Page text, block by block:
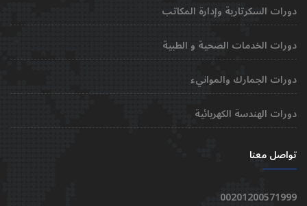
دورات السكرتارية وإدارة المكاتب
دورات الخدمات الصحية و الطبية
دورات الجمارك والموانيء
دورات الهندسة الكهربائية
تواصل معنا
00201200571999